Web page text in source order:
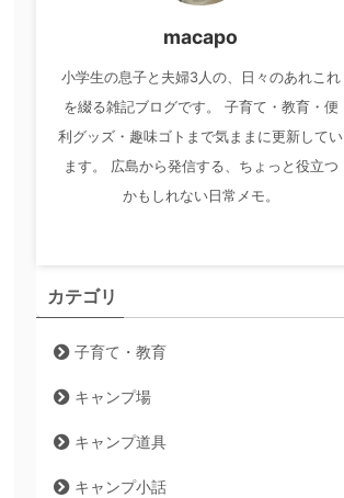
macapo
小学生の息子と夫婦3人の、日々のあれこれ
を綴る雑記ブログです。 子育て・教育・便
利グッズ・趣味ゴトまで気ままに更新してい
ます。 広島から発信する、ちょっと役立つ
かもしれない日常メモ。
カテゴリ
子育て・教育
キャンプ場
キャンプ道具
キャンプ小話